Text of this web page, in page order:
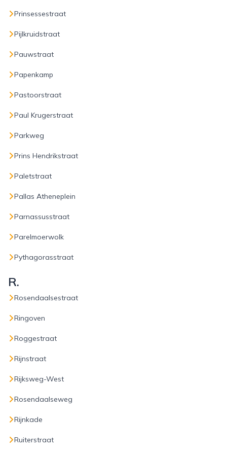
Prinsessestraat
Pijlkruidstraat
Pauwstraat
Papenkamp
Pastoorstraat
Paul Krugerstraat
Parkweg
Prins Hendrikstraat
Paletstraat
Pallas Atheneplein
Parnassusstraat
Parelmoerwolk
Pythagorasstraat
R.
Rosendaalsestraat
Ringoven
Roggestraat
Rijnstraat
Rijksweg-West
Rosendaalseweg
Rijnkade
Ruiterstraat